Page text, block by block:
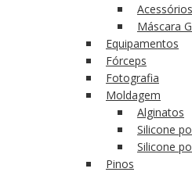
Acessórios
Máscara
Equipamentos
Fórceps
Fotografia
Moldagem
Alginatos
Silicone
Silicone
Pinos